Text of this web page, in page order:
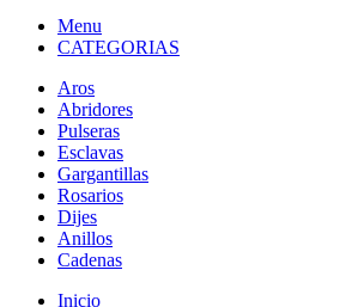
Menu
CATEGORIAS
Aros
Abridores
Pulseras
Esclavas
Gargantillas
Rosarios
Dijes
Anillos
Cadenas
Inicio